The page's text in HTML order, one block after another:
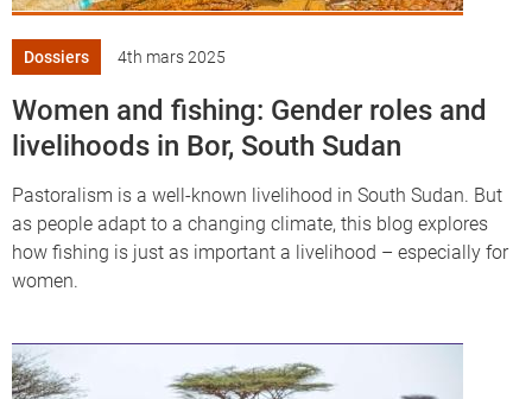
Dossiers 4th mars 2025
Women and fishing: Gender roles and
livelihoods in Bor, South Sudan
Pastoralism is a well-known livelihood in South Sudan. But
as people adapt to a changing climate, this blog explores
how fishing is just as important a livelihood – especially for
women.